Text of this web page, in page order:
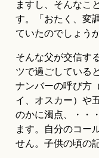
ますし、そんなこ
す。「おたく、変
ていたのでしょうか
そんな父が交信す
ツで過ごしている
ナンバーの呼び方
イ、オスカー）や
のかに濁点、・・
ます。自分のコー
せん。子供の頃の